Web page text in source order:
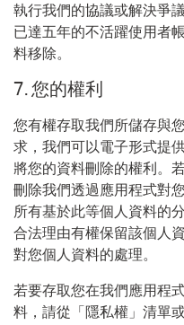
執行我們的協議或解決爭
已達五年的不活躍使用者
料移除。
7. 您的權利
您有權存取我們所儲存與
求，我們可以電子形式提
將您的資料刪除的權利。
刪除我們透過應用程式對
所有基於此等個人資料的
合法理由有權保留該個人
對您個人資料的處理。
若要存取您在我們應用程
料，請從「隱私權」清單